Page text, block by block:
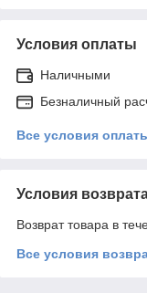
Условия оплаты
Наличными
Безналичный
Все условия
Условия
Возврат товара в
Все условия